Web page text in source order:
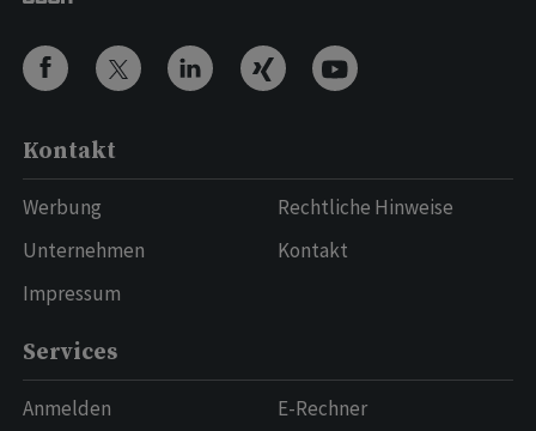
Kontakt
Werbung
Unternehmen
Impressum
Rechtliche Hinweise
Kontakt
Services
Anmelden
E-Rechner